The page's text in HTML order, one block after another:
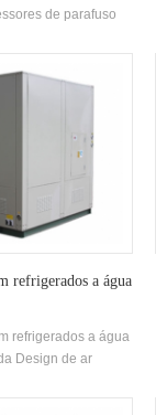
de parafuso
alta qualidade com
refrigerados a água
refrigerados a água
Design de ar
utilizado